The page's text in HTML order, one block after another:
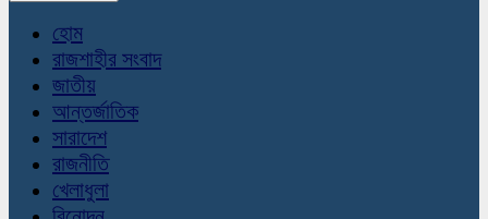
হোম
রাজশাহীর সংবাদ
জাতীয়
আন্তর্জাতিক
সারাদেশ
রাজনীতি
খেলাধুলা